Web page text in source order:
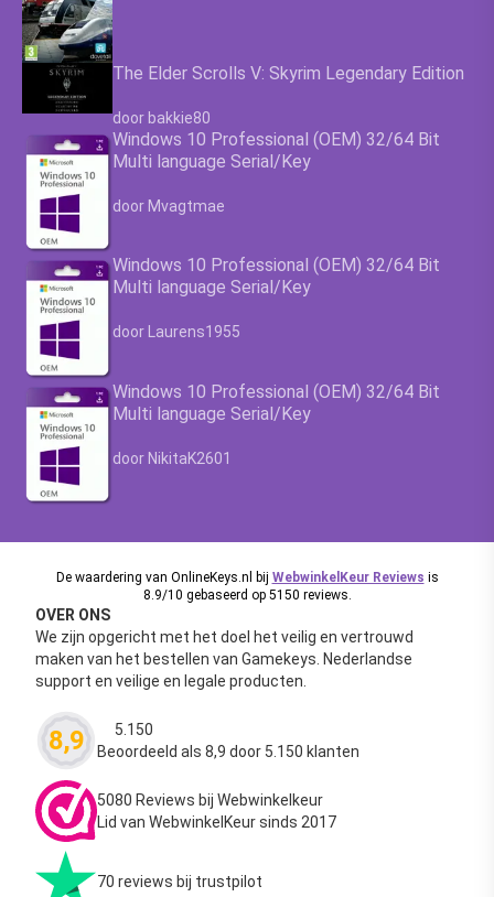
The Elder Scrolls V: Skyrim Legendary Edition
Waardering4.63
door bakkie80
Windows 10 Professional (OEM) 32/64 Bit
Multi language Serial/Key
Waardering4.63
door Mvagtmae
Windows 10 Professional (OEM) 32/64 Bit
Multi language Serial/Key
Waardering4.63uit 5
door Laurens1955
Windows 10 Professional (OEM) 32/64 Bit
Multi language Serial/Key
Waardering4.63
door NikitaK2601
De waardering van OnlineKeys.nl bij WebwinkelKeur Reviews is
8.9/10 gebaseerd op 5150 reviews.
OVER ONS
We zijn opgericht met het doel het veilig en vertrouwd
maken van het bestellen van Gamekeys. Nederlandse
support en veilige en legale producten.
8,9 Waardering
5.150
Beoordeeld als 8,9 door 5.150 klanten
5080 Reviews bij Webwinkelkeur
Lid van WebwinkelKeur sinds 2017
70 reviews bij trustpilot